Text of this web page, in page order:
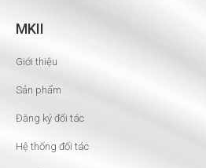
MKII
Giới thiệu
Sản phẩm
Đăng ký đối tác
Hệ thống đối tác